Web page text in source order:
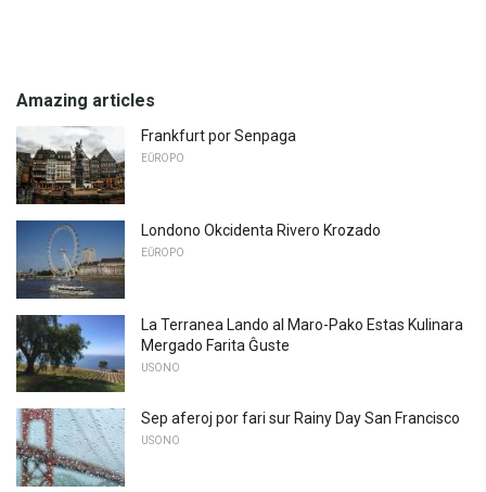
Amazing articles
Frankfurt por Senpaga
EŬROPO
Londono Okcidenta Rivero Krozado
EŬROPO
La Terranea Lando al Maro-Pako Estas Kulinara
Mergado Farita Ĝuste
USONO
Sep aferoj por fari sur Rainy Day San Francisco
USONO